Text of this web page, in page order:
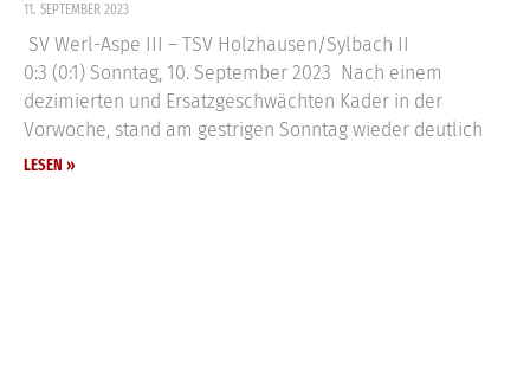
11. SEPTEMBER 2023
SV Werl-Aspe III – TSV Holzhausen/Sylbach II
0:3 (0:1) Sonntag, 10. September 2023 Nach einem
dezimierten und Ersatzgeschwächten Kader in der
Vorwoche, stand am gestrigen Sonntag wieder deutlich
LESEN »